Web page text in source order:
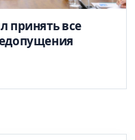
принять все